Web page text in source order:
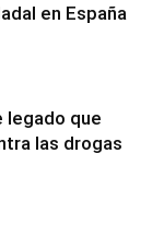
en España
legado que
las drogas